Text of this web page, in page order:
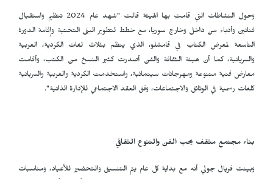
وحول النشاطات التي قامت بها الهيئة قالت "شهد عام 2024 تنظيم واستقبال
فنانين وأدباء من داخل وخارج سوريا، مع خطط لتطوير البنى التحتية وإقامة الدورة
التاسعة لمعرض الكتاب في قامشلو، الذي ينظم بثلاث لغات الكردية، العربية
والسريانية، كما أن هيئة الثقافة والفن أصدرت كثير النسخ من الكتب، وأقامت
معارض فنية متنوعة ومهرجانات سينمائية، واستخدمت الكردية والعربية والسريانية
كلغات رسمية في الوثائق والاجتماعات، وفق العقد الاجتماعي للإدارة الذاتية".
بناء مجتمع مثقف يحب الفن والتنوع الثقافي
وبينت فريال جولي أنه مع بداية كل عام يتم التنسيق والتحضير للأعياد، ومناسبات